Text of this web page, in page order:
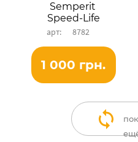
Semperit
Speed-Life
8782
1 000 грн.